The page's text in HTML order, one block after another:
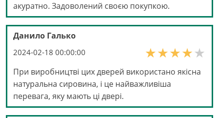
акуратно. Задоволений своєю покупкою.
Данило Галько
2024-02-18 00:00:00
При виробництві цих дверей використано якісна
натуральна сировина, і це найважливіша
перевага, яку мають ці двері.